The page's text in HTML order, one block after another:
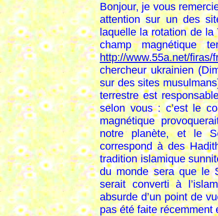
Bonjour, je vous
attention sur un des
laquelle la rotation de la
champ magnétique
http://www.55a.net/firas/
chercheur ukrainien
sur des sites
terrestre est
selon vous : c’est le
magnétique
notre planète, et le
correspond à des
tradition islamique
du monde sera que le
serait converti à
absurde d’un point de
pas été faite récemment